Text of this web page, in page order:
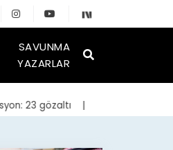
SAVUNMA
YAZARLAR
gözaltı | Bakan Kurum, yeniden